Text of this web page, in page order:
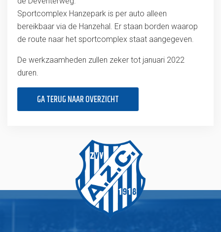
Sportcomplex Hanzepark is per auto alleen
bereikbaar via de Hanzehal. Er staan borden waarop
de route naar het sportcomplex staat aangegeven.
De werkzaamheden zullen zeker tot januari 2022
duren.
GA TERUG NAAR OVERZICHT